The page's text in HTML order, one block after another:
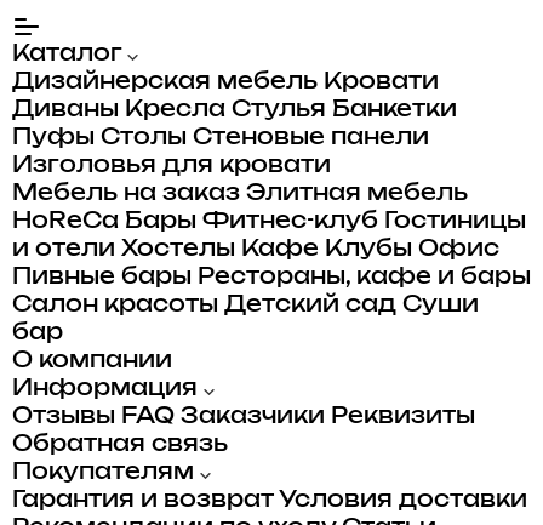
Каталог
Дизайнерская мебель Кровати
Диваны Кресла Стулья Банкетки
Пуфы Столы Стеновые панели
Изголовья для кровати
Мебель на заказ Элитная мебель
HoReCa Бары Фитнес-клуб
Гостиницы
и отели Хостелы Кафе Клубы Офис
Пивные бары Рестораны, кафе и бары
Салон красоты Детский сад Суши
бар
О компании
Информация
Отзывы FAQ Заказчики Реквизиты
Обратная связь
Покупателям
Гарантия и возврат Условия доставки